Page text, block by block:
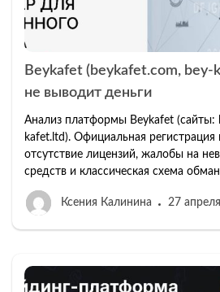
Beykafet (beykafet.com,
не выводит деньги
Анализ платформы Beykafet (сайты:
kafet.ltd). Официальная регистрация
отсутствие лицензий, жалобы на
средств и классическая схема
Ксения Калинина 27